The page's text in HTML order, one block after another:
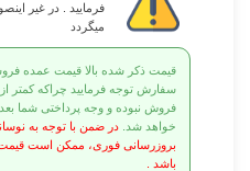
فرمایید . در غیر
میگردد
قیمت ذکر شده بالا قیمت عمده
سفارش توجه فرمایید چراکه کمتر
خواهد شد. در ضمن با توجه به
بروزرسانی فوری، ممکن است قیمت
باشد .